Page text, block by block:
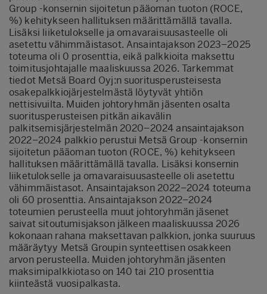
Group -konsernin sijoitetun pääoman tuoton (ROCE,
%) kehitykseen hallituksen määrittämällä tavalla.
Lisäksi liiketulokselle ja omavaraisuusasteelle oli
asetettu vähimmäistasot. Ansaintajakson 2023–2025
toteuma oli 0 prosenttia, eikä palkkioita maksettu
toimitusjohtajalle maaliskuussa 2026. Tarkemmat
tiedot Metsä Board Oyj:n suoritusperusteisesta
osakepalkkiojärjestelmästä löytyvät yhtiön
nettisivuilta. Muiden johtoryhmän jäsenten osalta
suoritusperusteisen pitkän aikavälin
palkitsemisjärjestelmän 2020–2024 ansaintajakson
2022–2024 palkkio perustui Metsä Group -konsernin
sijoitetun pääoman tuoton (ROCE, %) kehitykseen
hallituksen määrittämällä tavalla. Lisäksi konsernin
liiketulokselle ja omavaraisuusasteelle oli asetettu
vähimmäistasot. Ansaintajakson 2022–2024 toteuma
oli 60 prosenttia. Ansaintajakson 2022–2024
toteumien perusteella muut johtoryhmän jäsenet
saivat sitoutumisjakson jälkeen maaliskuussa 2026
kokonaan rahana maksettavan palkkion, jonka suuruus
määräytyy Metsä Groupin synteettisen osakkeen
arvon perusteella. Muiden johtoryhmän jäsenten
maksimipalkkiotaso on 140 tai 210 prosenttia
kiinteästä vuosipalkasta.